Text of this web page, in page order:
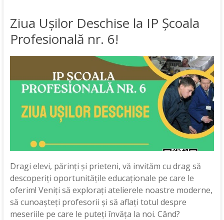
Ziua Ușilor Deschise la IP Școala
Profesională nr. 6!
Dragi elevi, părinți și prieteni, vă invităm cu drag să
descoperiți oportunitățile educaționale pe care le
oferim! Veniți să explorați atelierele noastre moderne,
să cunoașteți profesorii și să aflați totul despre
meseriile pe care le puteți învăța la noi. Când?